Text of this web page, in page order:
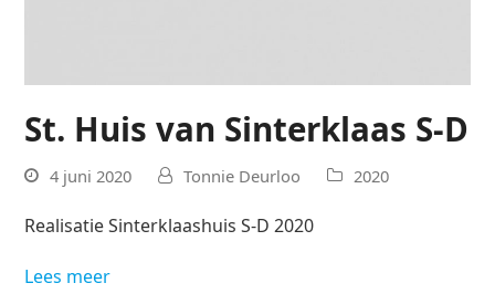
St. Huis van Sinterklaas S-D
4 juni 2020 Tonnie Deurloo 2020
Realisatie Sinterklaashuis S-D 2020
Lees meer